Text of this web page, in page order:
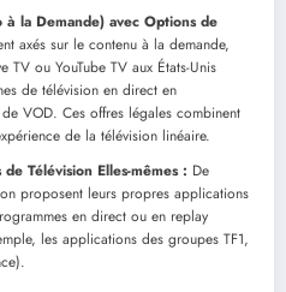
la Demande) avec Options de
axés sur le contenu à la demande,
TV ou YouTube TV aux États-Unis
de télévision en direct en
VOD. Ces offres légales combinent
de la télévision linéaire.
Télévision Elles-mêmes : De
proposent leurs propres applications
en direct ou en replay
les applications des groupes TF1,